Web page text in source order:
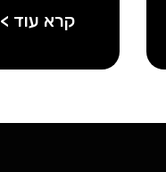
קרא עוד